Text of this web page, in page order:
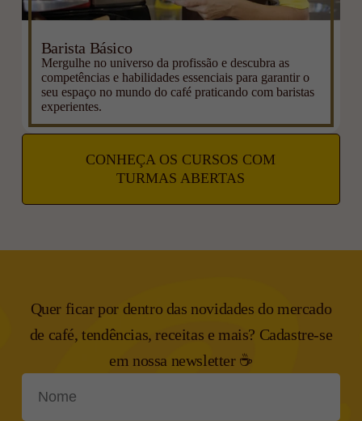
Barista Básico
Mergulhe no universo da profissão e descubra as
competências e habilidades essenciais para garantir o
seu espaço no mundo do café praticando com baristas
experientes.
CONHEÇA OS CURSOS COM
TURMAS ABERTAS
Quer ficar por dentro das novidades do mercado
de café, tendências, receitas e mais? Cadastre-se
em nossa newsletter ☕